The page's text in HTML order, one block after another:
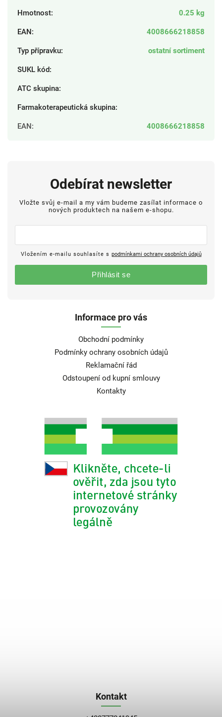
Hmotnost: 0.25 kg
EAN: 4008666218858
Typ přípravku: ostatní sortiment
SUKL kód:
ATC skupina:
Farmakoterapeutická skupina:
EAN: 4008666218858
Informace pro vás
Obchodní podmínky
Podmínky ochrany osobních údajů
Reklamační řád
Odstoupení od kupní smlouvy
Kontakty
Odebírat newsletter
Vložte svůj e-mail a my vám budeme zasílat informace o
nových produktech na našem e-shopu.
Vložením e-mailu souhlasíte s podmínkami ochrany osobních údajů
Přihlásit se
Kontakt